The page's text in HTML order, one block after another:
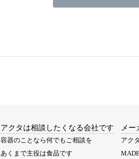
アクタは相談したくなる会社です
容器のことなら何でもご相談を
あくまで主役は食品です
メー
アク